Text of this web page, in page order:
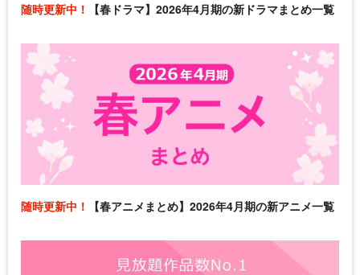
随時更新中！ 【春ドラマ】2026年4月期の新ドラマまとめ一覧
随時更新中！ 【春アニメまとめ】2026年4月期の新アニメ一覧